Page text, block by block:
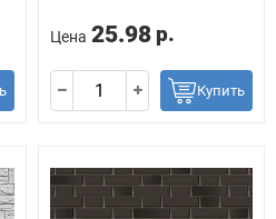
Цена 25.98 р.
Купить